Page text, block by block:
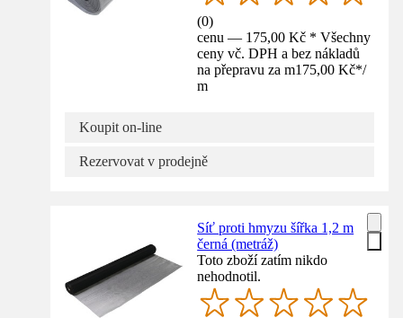
(0)
cenu — 175,00 Kč * Všechny
ceny vč. DPH a bez nákladů
na přepravu za m175,00 Kč*/
m
Koupit on-line
Rezervovat v prodejně
Síť proti hmyzu šířka 1,2 m
černá (metráž)
Toto zboží zatím nikdo
nehodnotil.